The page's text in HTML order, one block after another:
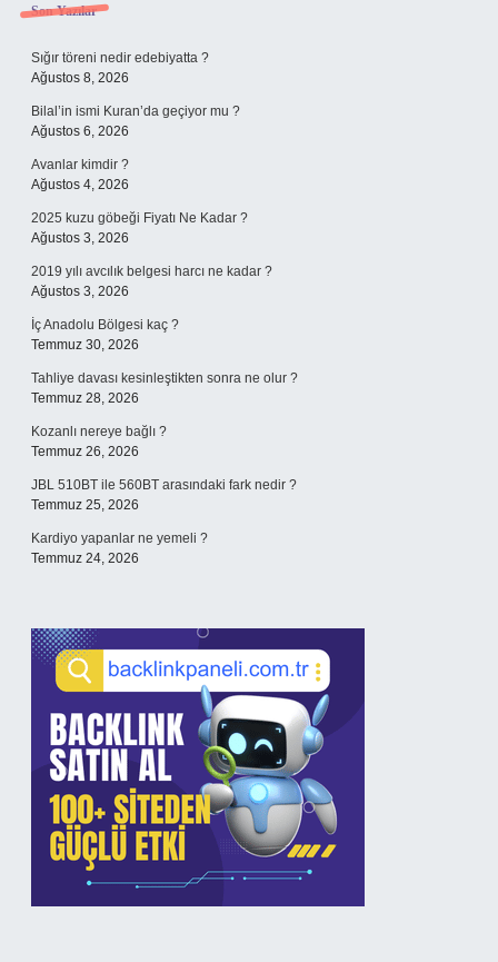
Sidebar
Son Yazılar
Sığır töreni nedir edebiyatta ?
Ağustos 8, 2026
Bilal’in ismi Kuran’da geçiyor mu ?
Ağustos 6, 2026
Avanlar kimdir ?
Ağustos 4, 2026
2025 kuzu göbeği Fiyatı Ne Kadar ?
Ağustos 3, 2026
2019 yılı avcılık belgesi harcı ne kadar ?
Ağustos 3, 2026
İç Anadolu Bölgesi kaç ?
Temmuz 30, 2026
Tahliye davası kesinleştikten sonra ne olur ?
Temmuz 28, 2026
Kozanlı nereye bağlı ?
Temmuz 26, 2026
JBL 510BT ile 560BT arasındaki fark nedir ?
Temmuz 25, 2026
Kardiyo yapanlar ne yemeli ?
Temmuz 24, 2026